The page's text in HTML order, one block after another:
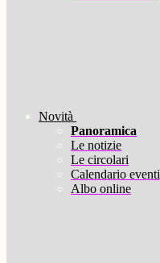
Novità
Panoramica
Le notizie
Le circolari
Calendario eventi
Albo online